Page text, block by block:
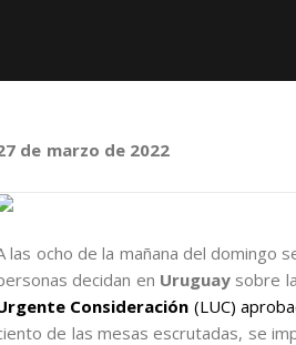
de marzo de 2022
las ocho de la mañana del domingo
decidan en Uruguaysobre
Consideración (LUC)
de las mesas escrutadas, se